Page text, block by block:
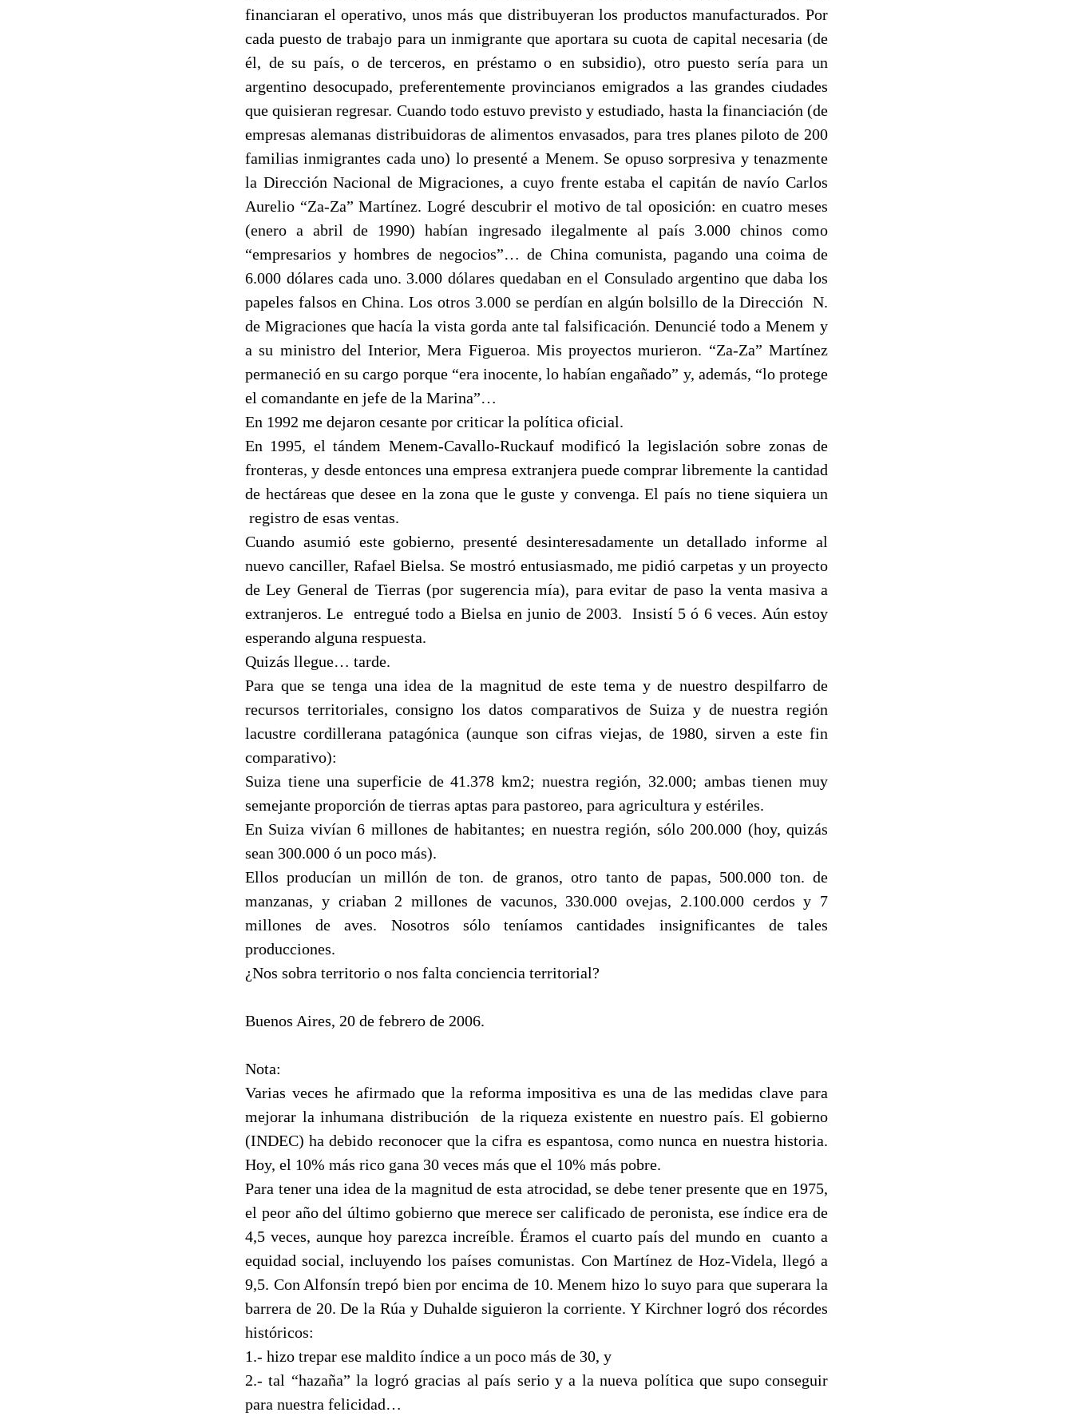
financiaran el operativo, unos más que distribuyeran los productos manufacturados. Por
cada puesto de trabajo para un inmigrante que aportara su cuota de capital necesaria (de
él, de su país, o de terceros, en préstamo o en subsidio), otro puesto sería para un
argentino desocupado, preferentemente provincianos emigrados a las grandes ciudades
que quisieran regresar. Cuando todo estuvo previsto y estudiado, hasta la financiación (de
empresas alemanas distribuidoras de alimentos envasados, para tres planes piloto de 200
familias inmigrantes cada uno) lo presenté a Menem. Se opuso sorpresiva y tenazmente
la Dirección Nacional de Migraciones, a cuyo frente estaba el capitán de navío Carlos
Aurelio “Za-Za” Martínez. Logré descubrir el motivo de tal oposición: en cuatro meses
(enero a abril de 1990) habían ingresado ilegalmente al país 3.000 chinos como
“empresarios y hombres de negocios”… de China comunista, pagando una coima de
6.000 dólares cada uno. 3.000 dólares quedaban en el Consulado argentino que daba los
papeles falsos en China. Los otros 3.000 se perdían en algún bolsillo de la Dirección N.
de Migraciones que hacía la vista gorda ante tal falsificación. Denuncié todo a Menem y
a su ministro del Interior, Mera Figueroa. Mis proyectos murieron. “Za-Za” Martínez
permaneció en su cargo porque “era inocente, lo habían engañado” y, además, “lo protege
el comandante en jefe de la Marina”…
En 1992 me dejaron cesante por criticar la política oficial.
En 1995, el tándem Menem-Cavallo-Ruckauf modificó la legislación sobre zonas de
fronteras, y desde entonces una empresa extranjera puede comprar libremente la cantidad
de hectáreas que desee en la zona que le guste y convenga. El país no tiene siquiera un
registro de esas ventas.
Cuando asumió este gobierno, presenté desinteresadamente un detallado informe al
nuevo canciller, Rafael Bielsa. Se mostró entusiasmado, me pidió carpetas y un proyecto
de Ley General de Tierras (por sugerencia mía), para evitar de paso la venta masiva a
extranjeros. Le entregué todo a Bielsa en junio de 2003.
Insistí 5 ó 6 veces. Aún estoy
esperando alguna respuesta.
Quizás llegue… tarde.
Para que se tenga una idea de la magnitud de este tema y de nuestro despilfarro de
recursos territoriales, consigno los datos comparativos de Suiza y de nuestra región
lacustre cordillerana patagónica (aunque son cifras viejas, de 1980, sirven a este fin
comparativo):
Suiza tiene una superficie de 41.378 km2; nuestra región, 32.000; ambas tienen muy
semejante proporción de tierras aptas para pastoreo, para agricultura y estériles.
En Suiza vivían 6 millones de habitantes; en nuestra región, sólo 200.000 (hoy, quizás
sean 300.000 ó un poco más).
Ellos producían un millón de ton. de granos, otro tanto de papas, 500.000 ton. de
manzanas, y criaban 2 millones de vacunos, 330.000 ovejas, 2.100.000 cerdos y 7
millones de aves. Nosotros sólo teníamos cantidades insignificantes de tales
producciones.
¿Nos sobra territorio o nos falta conciencia territorial?
Buenos Aires, 20 de febrero de 2006.
Nota:
Varias veces he afirmado que la reforma impositiva es una de las medidas clave para
mejorar la inhumana distribución
de la riqueza existente en nuestro país. El gobierno
(INDEC) ha debido reconocer que la cifra es espantosa, como nunca en nuestra historia.
Hoy, el 10% más rico gana 30 veces más que el 10% más pobre.
Para tener una idea de la magnitud de esta atrocidad, se debe tener presente que en 1975,
el peor año del último gobierno que merece ser calificado de peronista, ese índice era de
4,5 veces, aunque hoy parezca increíble. Éramos el cuarto país del mundo en
cuanto a
equidad social, incluyendo los países comunistas. Con Martínez de Hoz-Videla, llegó a
9,5. Con Alfonsín trepó bien por encima de 10. Menem hizo lo suyo para que superara la
barrera de 20. De la Rúa y Duhalde siguieron la corriente. Y Kirchner logró dos récordes
históricos:
1.- hizo trepar ese maldito índice a un poco más de 30, y
2.- tal “hazaña” la logró gracias al país serio y a la nueva política que supo conseguir
para nuestra felicidad…